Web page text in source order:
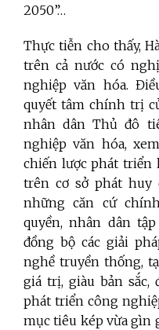
2050”…
Thực tiễn cho thấy,
trên cả nước có
nghiệp văn hóa.
quyết tâm chính trị
nhân dân Thủ đô
nghiệp văn hóa,
chiến lược phát triển
trên cơ sở phát huy
những căn cứ
quyền, nhân dân
đồng bộ các giải
nghề truyền thống,
giá trị, giàu bản sắc,
phát triển công
mục tiêu kép vừa gìn